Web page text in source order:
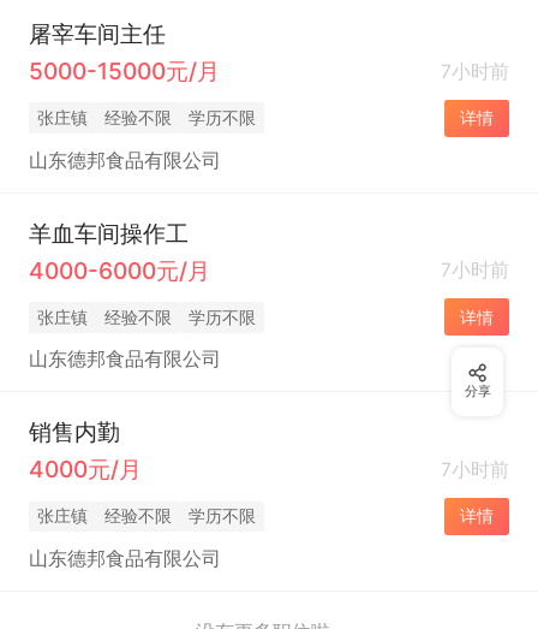
屠宰车间主任
5000-15000元/月
7小时前
张庄镇 经验不限 学历不限 详情
山东德邦食品有限公司
羊血车间操作工
4000-6000元/月
7小时前
张庄镇 经验不限 学历不限 详情
山东德邦食品有限公司
销售内勤
4000元/月
7小时前
张庄镇 经验不限 学历不限 详情
山东德邦食品有限公司
分享